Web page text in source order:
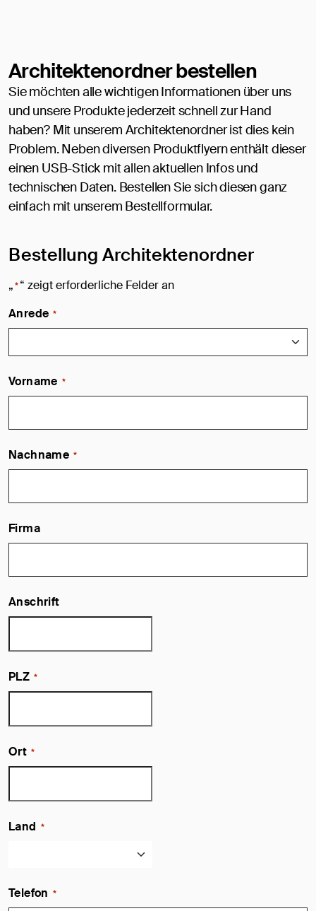
Architektenordner bestellen
Sie möchten alle wichtigen Informationen über uns
und unsere Produkte jederzeit schnell zur Hand
haben? Mit unserem Architektenordner ist dies kein
Problem. Neben diversen Produktflyern enthält dieser
einen USB-Stick mit allen aktuellen Infos und
technischen Daten. Bestellen Sie sich diesen ganz
einfach mit unserem Bestellformular.
Bestellung Architektenordner
„*“ zeigt erforderliche Felder an
Anrede *
Vorname *
Nachname *
Firma
Anschrift
PLZ *
Ort *
Land *
Telefon *